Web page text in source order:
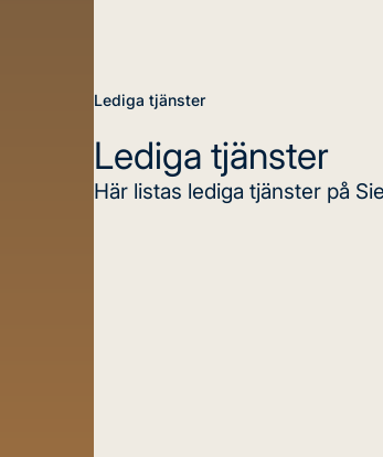
Lediga tjänster
Lediga tjänster
Här listas lediga tjänster på